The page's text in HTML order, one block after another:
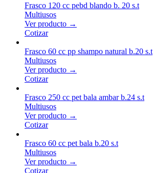
Frasco 120 cc pebd blando b. 20 s.t
Multiusos
Ver producto →
Cotizar
Frasco 60 cc pp shampo natural b.20 s.t
Multiusos
Ver producto →
Cotizar
Frasco 250 cc pet bala ambar b.24 s.t
Multiusos
Ver producto →
Cotizar
Frasco 60 cc pet bala b.20 s.t
Multiusos
Ver producto →
Cotizar